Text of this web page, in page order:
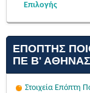
Επιλογής
ΕΠΌΠΤΗΣ
ΠΕ Β' ΑΘΉΝΑΣ
Στοιχεία Επόπτη